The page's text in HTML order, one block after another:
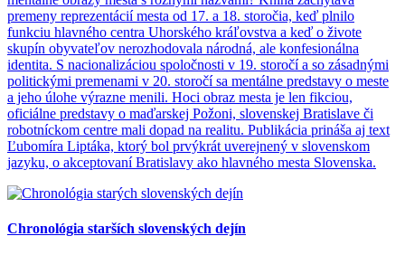
premeny reprezentácií mesta od 17. a 18. storočia, keď plnilo
funkciu hlavného centra Uhorského kráľovstva a keď o živote
skupín obyvateľov nerozhodovala národná, ale konfesionálna
identita. S nacionalizáciou spoločnosti v 19. storočí a so zásadnými
politickými premenami v 20. storočí sa mentálne predstavy o meste
a jeho úlohe výrazne menili. Hoci obraz mesta je len fikciou,
oficiálne predstavy o maďarskej Požoni, slovenskej Bratislave či
robotníckom centre mali dopad na realitu. Publikácia prináša aj text
Ľubomíra Liptáka, ktorý bol prvýkrát uverejnený v slovenskom
jazyku, o akceptovaní Bratislavy ako hlavného mesta Slovenska.
Chronológia starších slovenských dejín